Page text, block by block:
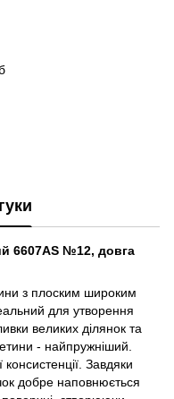
6607AS №12, довга
з плоским широким
для утворення
великих ділянок та
- найпружніший.
Завдяки
добре наповнюється